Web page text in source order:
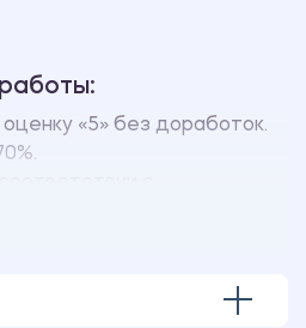
«5» без доработок.
учебного заведения.